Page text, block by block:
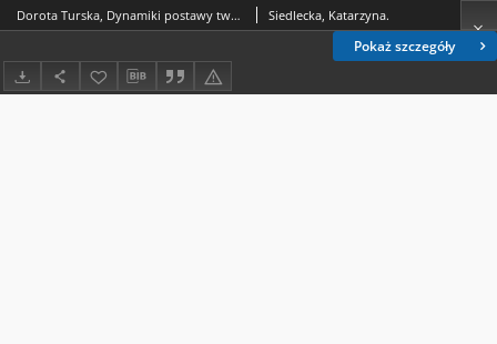
Pokaż szczegóły
Dorota Turska, Dynamiki postawy twórczej a typ kształcenia szkolnego, Wydawnictwo UMCS, Lublin 1994, s. 147 [recenzja] Siedlecka, Katarzyna.